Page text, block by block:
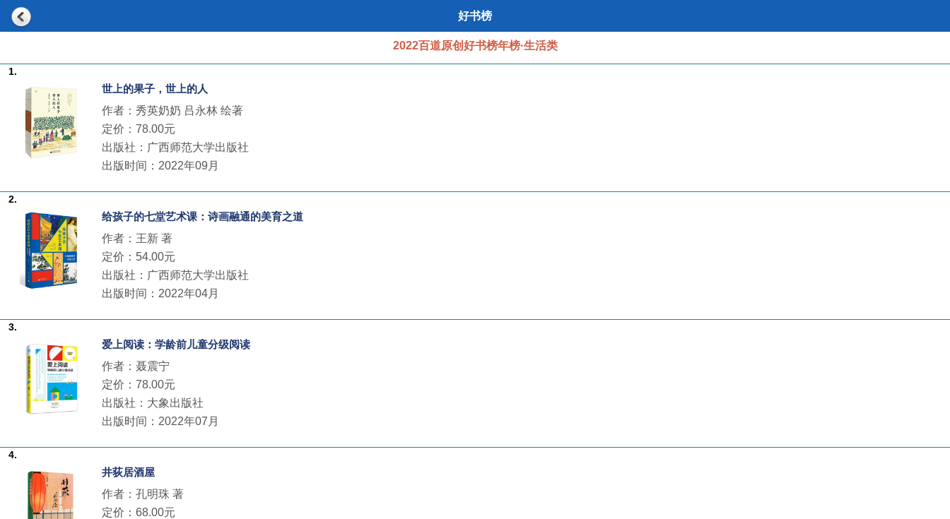
好书榜
2022百道原创好书榜年榜·生活类
1.
世上的果子，世上的人
作者：秀英奶奶 吕永林 绘著
定价：78.00元
出版社：广西师范大学出版社
出版时间：2022年09月
2.
给孩子的七堂艺术课：诗画融通的美育之道
作者：王新 著
定价：54.00元
出版社：广西师范大学出版社
出版时间：2022年04月
3.
爱上阅读：学龄前儿童分级阅读
作者：聂震宁
定价：78.00元
出版社：大象出版社
出版时间：2022年07月
4.
井荻居酒屋
作者：孔明珠 著
定价：68.00元